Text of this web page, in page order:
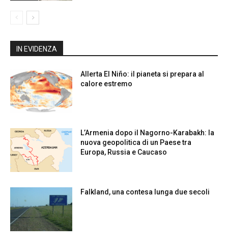
IN EVIDENZA
Allerta El Niño: il pianeta si prepara al
calore estremo
L’Armenia dopo il Nagorno-Karabakh: la
nuova geopolitica di un Paese tra
Europa, Russia e Caucaso
Falkland, una contesa lunga due secoli